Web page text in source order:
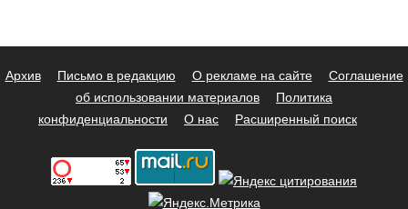
Архив Письмо в редакцию О рекламе на сайте
Соглашение
об использовании материалов
Политика
конфиденциальности
О нас Расширенный поиск